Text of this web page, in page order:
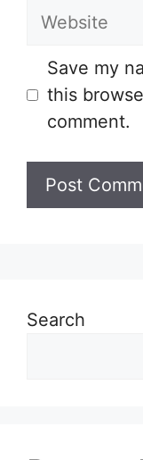
Website
Save my
this
comment.
Search